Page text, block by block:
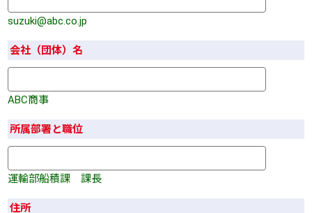
suzuki@abc.co.jp
会社（団体）名
ABC商事
所属部署と職位
運輸部船積課 課長
住所